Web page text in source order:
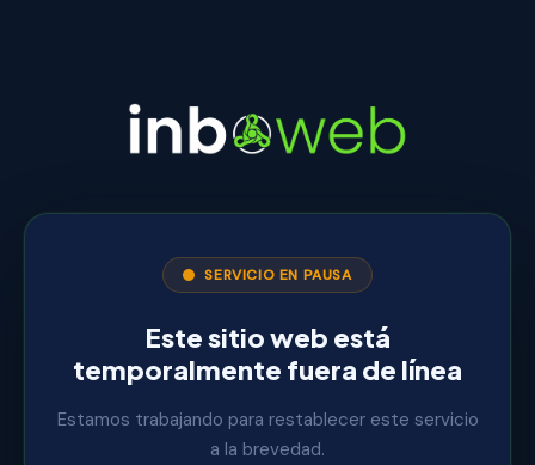
SERVICIO EN PAUSA
Este sitio web está
temporalmente fuera de línea
Estamos trabajando para restablecer este servicio
a la brevedad.